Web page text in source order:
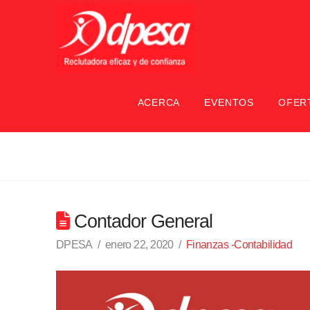
ACERCA EVENTOS
Contador General
DPESA enero 22, 2020 Finanzas -Contabilidad